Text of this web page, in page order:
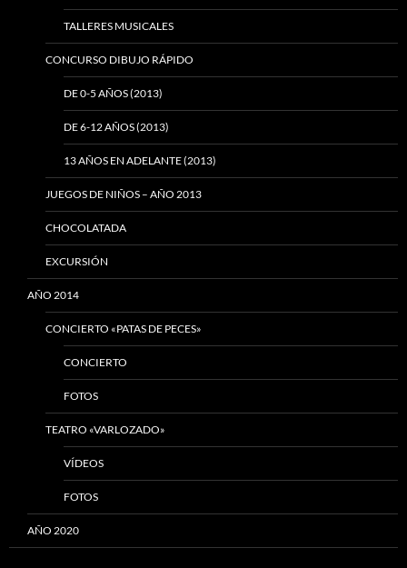
TALLERES MUSICALES
CONCURSO DIBUJO RÁPIDO
DE 0-5 AÑOS (2013)
DE 6-12 AÑOS (2013)
13 AÑOS EN ADELANTE (2013)
JUEGOS DE NIÑOS – AÑO 2013
CHOCOLATADA
EXCURSIÓN
AÑO 2014
CONCIERTO «PATAS DE PECES»
CONCIERTO
FOTOS
TEATRO «VARLOZADO»
VÍDEOS
FOTOS
AÑO 2020